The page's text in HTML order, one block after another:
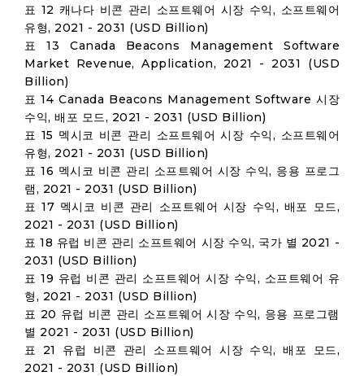
표 12 캐나다 비콘 관리 소프트웨어 시장 수익, 소프트웨어
유형, 2021 - 2031 (USD Billion)
표 13 Canada Beacons Management Software
Market Revenue, Application, 2021 - 2031 (USD
Billion)
표 14 Canada Beacons Management Software 시장
수익, 배포 모드, 2021 - 2031 (USD Billion)
표 15 멕시코 비콘 관리 소프트웨어 시장 수익, 소프트웨어
유형, 2021 - 2031 (USD Billion)
표 16 멕시코 비콘 관리 소프트웨어 시장 수익, 응용 프로그
램, 2021 - 2031 (USD Billion)
표 17 멕시코 비콘 관리 소프트웨어 시장 수익, 배포 모드,
2021 - 2031 (USD Billion)
표 18 유럽 비콘 관리 소프트웨어 시장 수익, 국가 별 2021 -
2031 (USD Billion)
표 19 유럽 비콘 관리 소프트웨어 시장 수익, 소프트웨어 유
형, 2021 - 2031 (USD Billion)
표 20 유럽 비콘 관리 소프트웨어 시장 수익, 응용 프로그램
별 2021 - 2031 (USD Billion)
표 21 유럽 비콘 관리 소프트웨어 시장 수익, 배포 모드,
2021 - 2031 (USD Billion)